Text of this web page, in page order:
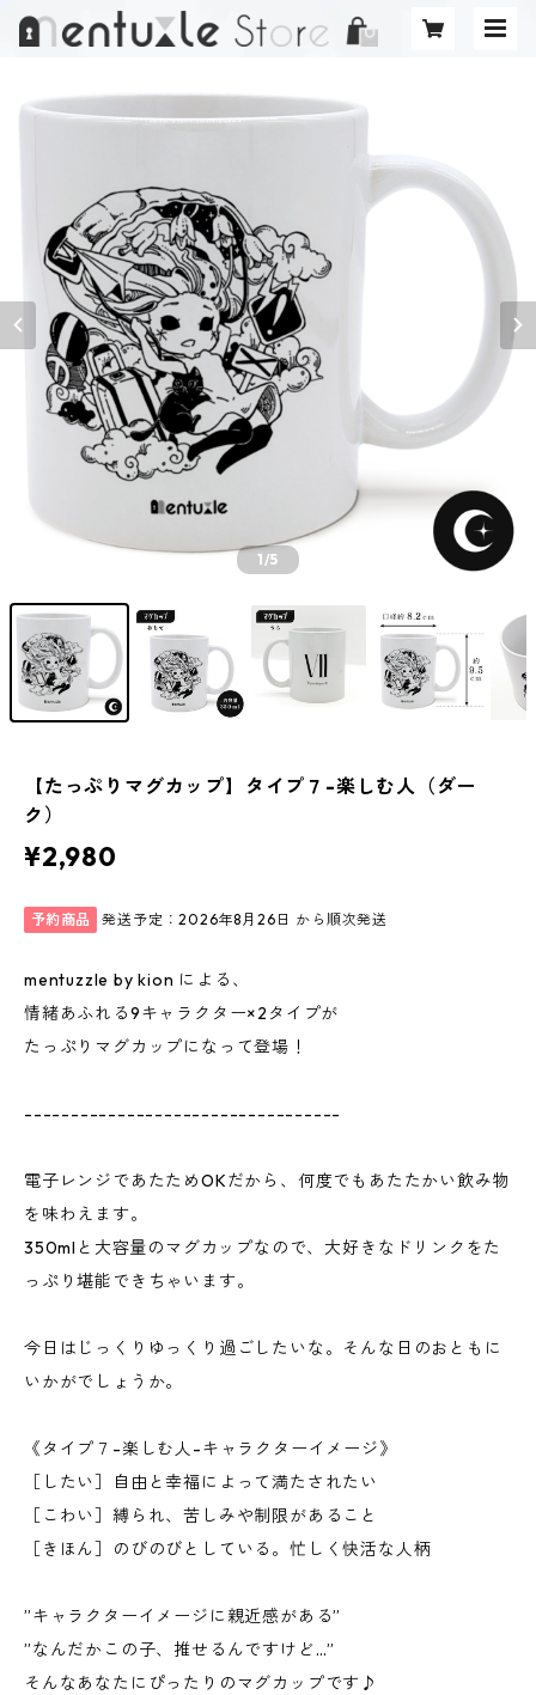
1/5
【たっぷりマグカップ】タイプ７-楽しむ人（ダー
ク）
¥2,980
予約商品 発送予定：2026年8月26日 から順次発送
mentuzzle by kion による、
情緒あふれる9キャラクター×2タイプが
たっぷりマグカップになって登場！
----------------------------------
電子レンジであたためOKだから、何度でもあたたかい飲み物
を味わえます。
350mlと大容量のマグカップなので、大好きなドリンクをた
っぷり堪能できちゃいます。
今日はじっくりゆっくり過ごしたいな。そんな日のおともに
いかがでしょうか。
《タイプ７-楽しむ人-キャラクターイメージ》
［したい］自由と幸福によって満たされたい
［こわい］縛られ、苦しみや制限があること
［きほん］のびのびとしている。忙しく快活な人柄
”キャラクターイメージに親近感がある”
”なんだかこの子、推せるんですけど…”
そんなあなたにぴったりのマグカップです♪